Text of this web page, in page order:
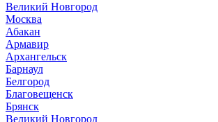
Великий Новгород
Москва
Абакан
Армавир
Архангельск
Барнаул
Белгород
Благовещенск
Брянск
Великий Новгород